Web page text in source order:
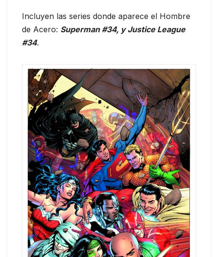
Incluyen las series donde aparece el Hombre
de Acero: Superman #34, y Justice League
#34.